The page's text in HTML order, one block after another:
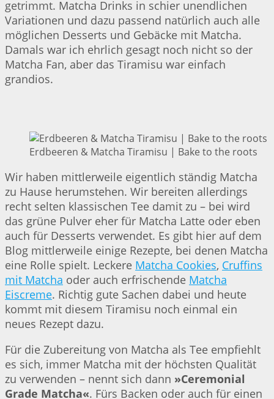
getrimmt. Matcha Drinks in schier unendlichen
Variationen und dazu passend natürlich auch alle
möglichen Desserts und Gebäcke mit Matcha.
Damals war ich ehrlich gesagt noch nicht so der
Matcha Fan, aber das Tiramisu war einfach
grandios.
Erdbeeren & Matcha Tiramisu | Bake to the roots
Wir haben mittlerweile eigentlich ständig Matcha
zu Hause herumstehen. Wir bereiten allerdings
recht selten klassischen Tee damit zu – bei wird
das grüne Pulver eher für Matcha Latte oder eben
auch für Desserts verwendet. Es gibt hier auf dem
Blog mittlerweile einige Rezepte, bei denen Matcha
eine Rolle spielt. Leckere Matcha Cookies, Cruffins
mit Matcha oder auch erfrischende Matcha
Eiscreme. Richtig gute Sachen dabei und heute
kommt mit diesem Tiramisu noch einmal ein
neues Rezept dazu.
Für die Zubereitung von Matcha als Tee empfiehlt
es sich, immer Matcha mit der höchsten Qualität
zu verwenden – nennt sich dann »Ceremonial
Grade Matcha«. Fürs Backen oder auch für einen